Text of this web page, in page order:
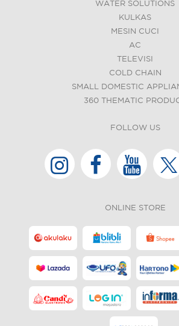
WATER SOLUTIONS
KULKAS
MESIN CUCI
AC
TELEVISI
COLD CHAIN
SMALL DOMESTIC
360 THEMATIC
FOLLOW US
ONLINE STORE